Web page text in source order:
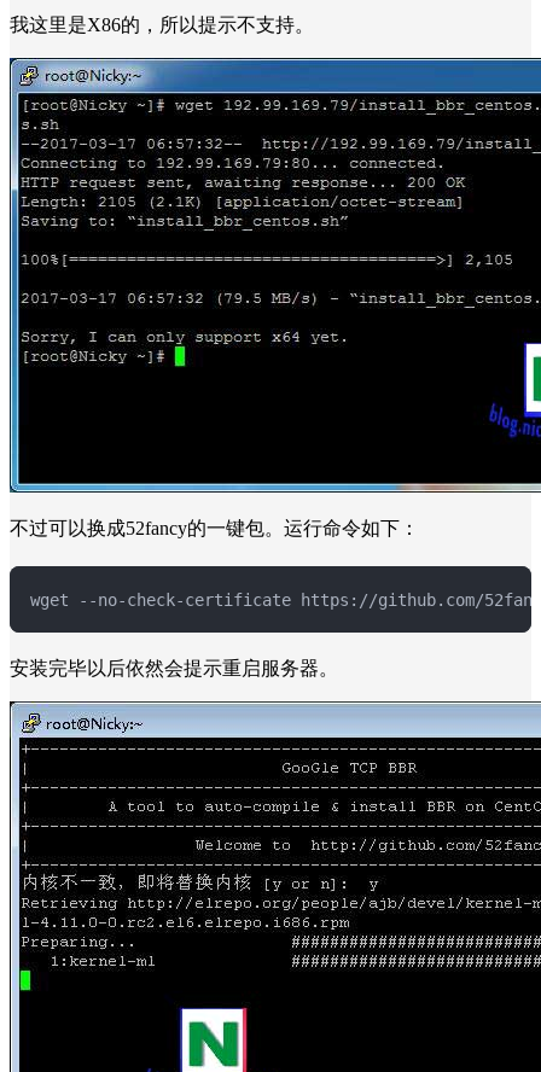
我这里是X86的，所以提示不支持。
不过可以换成52fancy的一键包。运行命令如下：
wget --no-check-certificate https://github.com/52fancy/
安装完毕以后依然会提示重启服务器。